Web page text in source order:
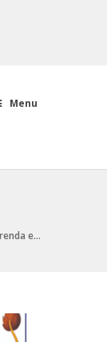
Menu
e...